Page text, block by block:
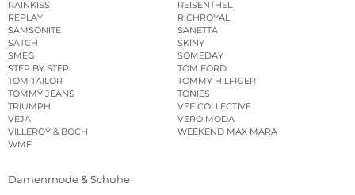
RAINKISS
REISENTHEL
REPLAY
RICHROYAL
SAMSONITE
SANETTA
SATCH
SKINY
SMEG
SOMEDAY
STEP BY STEP
TOM FORD
TOM TAILOR
TOMMY HILFIGER
TOMMY JEANS
TONIES
TRIUMPH
VEE COLLECTIVE
VEJA
VERO MODA
VILLEROY & BOCH
WEEKEND MAX MARA
WMF
Damenmode & Schuhe